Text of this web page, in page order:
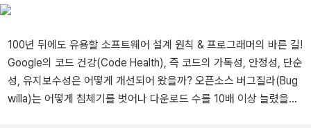
23), 『복붙 개발자의 벼락 성공기』(2023)를, 책만에서 『UX/UI의 10
마!』(2014) 등을 번역했다.
100년 뒤에도 유용할 소프트웨어 설계 원칙 & 프로그래머의 바른 길!
Google의 코드 건강(Code Health), 즉 코드의 가독성, 안정성, 단순
성, 유지보수성은 어떻게 개선되어 왔을까? 오픈소스 버그질라(Bug
willa)는 어떻게 침체기를 벗어나 다운로드 수를 10배 이상 늘렸을